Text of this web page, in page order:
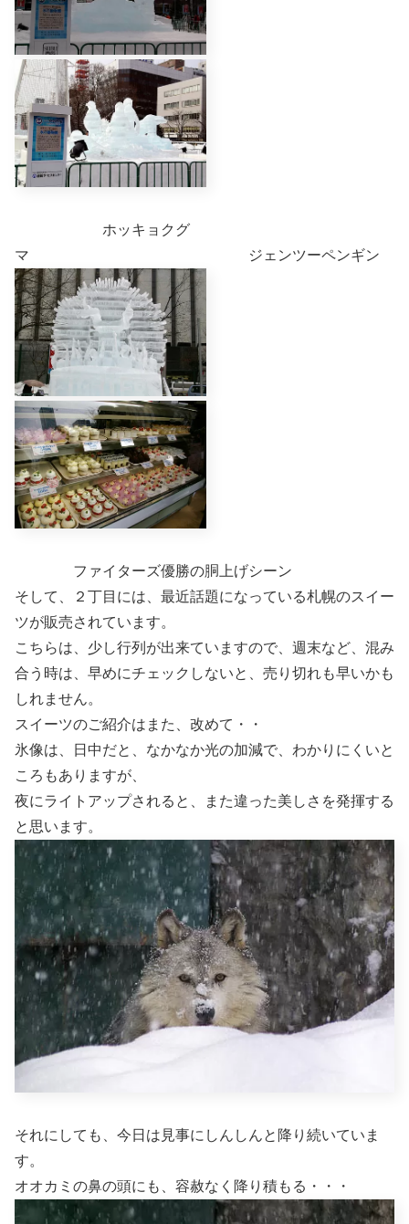
ホッキョクグ
マ ジェンツーペンギン
ファイターズ優勝の胴上げシーン
そして、２丁目には、最近話題になっている札幌のスイー
ツが販売されています。
こちらは、少し行列が出来ていますので、週末など、混み
合う時は、早めにチェックしないと、売り切れも早いかも
しれません。
スイーツのご紹介はまた、改めて・・
氷像は、日中だと、なかなか光の加減で、わかりにくいと
ころもありますが、
夜にライトアップされると、また違った美しさを発揮する
と思います。
それにしても、今日は見事にしんしんと降り続いていま
す。
オオカミの鼻の頭にも、容赦なく降り積もる・・・